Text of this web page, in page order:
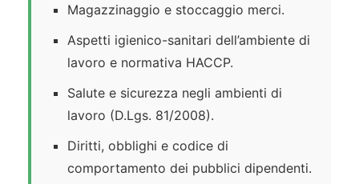
Magazzinaggio e stoccaggio merci.
Aspetti igienico-sanitari dell’ambiente di
lavoro e normativa HACCP.
Salute e sicurezza negli ambienti di
lavoro (D.Lgs. 81/2008).
Diritti, obblighi e codice di
comportamento dei pubblici dipendenti.